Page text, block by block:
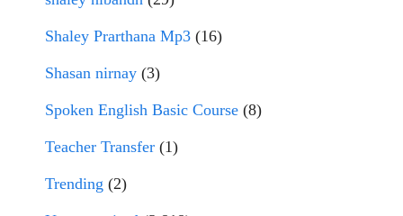
Shaley Prarthana Mp3 (16)
Shasan nirnay (3)
Spoken English Basic Course (8)
Teacher Transfer (1)
Trending (2)